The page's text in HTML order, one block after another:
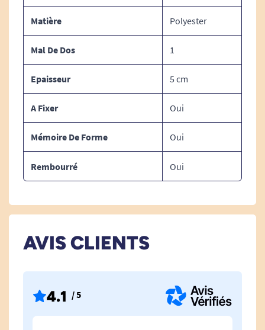
Tissu 100% polyester.
Voir tous les coussins voiture
Voir tous les produits pour m'aider à apaiser les
douleurs.
Matière Polyester
Mal De Dos 1
Epaisseur 5 cm
A Fixer Oui
Mémoire De Forme Oui
Rembourré Oui
AVIS CLIENTS
4.1 / 5